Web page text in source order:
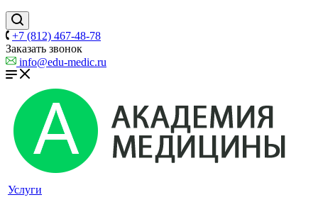
+7 (812) 467-48-78
Заказать звонок
info@edu-medic.ru
Услуги